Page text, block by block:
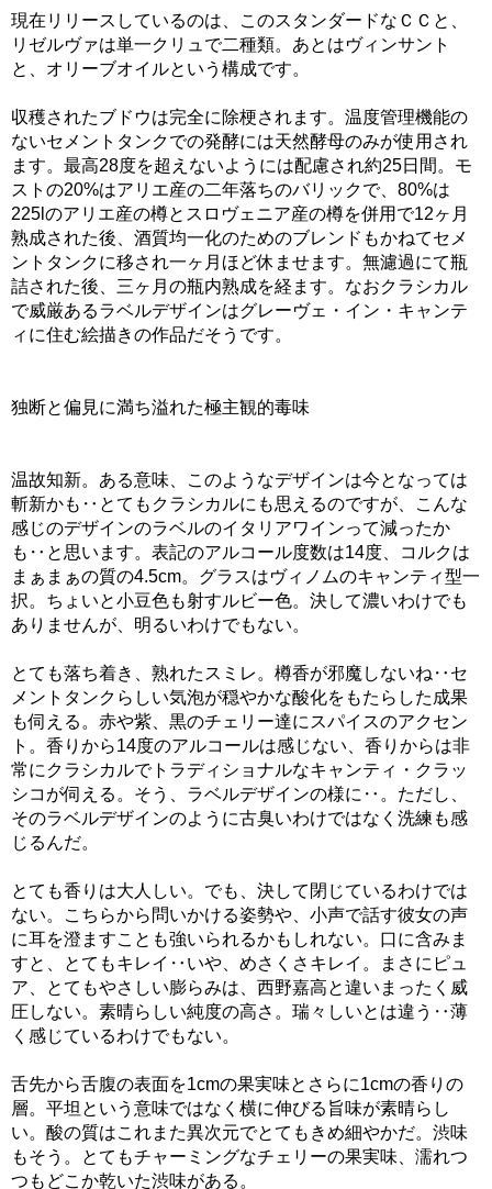
現在リリースしているのは、このスタンダードなＣＣと、
リゼルヴァは単一クリュで二種類。あとはヴィンサント
と、オリーブオイルという構成です。
収穫されたブドウは完全に除梗されます。温度管理機能の
ないセメントタンクでの発酵には天然酵母のみが使用され
ます。最高28度を超えないようには配慮され約25日間。モ
ストの20%はアリエ産の二年落ちのバリックで、80%は
225lのアリエ産の樽とスロヴェニア産の樽を併用で12ヶ月
熟成された後、酒質均一化のためのブレンドもかねてセメ
ントタンクに移され一ヶ月ほど休ませます。無濾過にて瓶
詰された後、三ヶ月の瓶内熟成を経ます。なおクラシカル
で威厳あるラベルデザインはグレーヴェ・イン・キャンテ
ィに住む絵描きの作品だそうです。
独断と偏見に満ち溢れた極主観的毒味
温故知新。ある意味、このようなデザインは今となっては
斬新かも‥とてもクラシカルにも思えるのですが、こんな
感じのデザインのラベルのイタリアワインって減ったか
も‥と思います。表記のアルコール度数は14度、コルクは
まぁまぁの質の4.5cm。グラスはヴィノムのキャンティ型一
択。ちょいと小豆色も射すルビー色。決して濃いわけでも
ありませんが、明るいわけでもない。
とても落ち着き、熟れたスミレ。樽香が邪魔しないね‥セ
メントタンクらしい気泡が穏やかな酸化をもたらした成果
も伺える。赤や紫、黒のチェリー達にスパイスのアクセン
ト。香りから14度のアルコールは感じない、香りからは非
常にクラシカルでトラディショナルなキャンティ・クラッ
シコが伺える。そう、ラベルデザインの様に‥。ただし、
そのラベルデザインのように古臭いわけではなく洗練も感
じるんだ。
とても香りは大人しい。でも、決して閉じているわけでは
ない。こちらから問いかける姿勢や、小声で話す彼女の声
に耳を澄ますことも強いられるかもしれない。口に含みま
すと、とてもキレイ‥いや、めさくさキレイ。まさにピュ
ア、とてもやさしい膨らみは、西野嘉高と違いまったく威
圧しない。素晴らしい純度の高さ。瑞々しいとは違う‥薄
く感じているわけでもない。
舌先から舌腹の表面を1cmの果実味とさらに1cmの香りの
層。平坦という意味ではなく横に伸びる旨味が素晴らし
い。酸の質はこれまた異次元でとてもきめ細やかだ。渋味
もそう。とてもチャーミングなチェリーの果実味、濡れつ
つもどこか乾いた渋味がある。